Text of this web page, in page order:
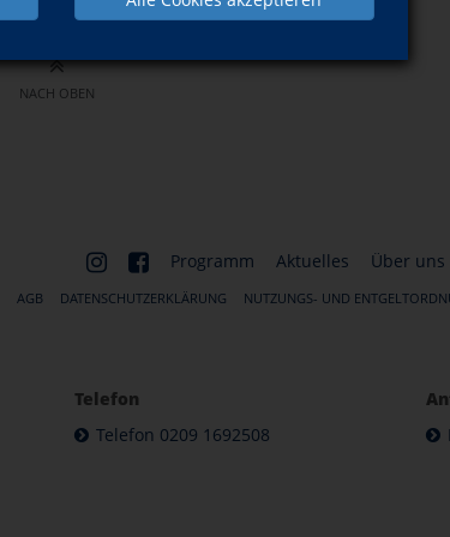
NACH OBEN
Programm Aktuelles Über uns
AGB DATENSCHUTZERKLÄRUNG NUTZUNGS- UND
Telefon
Telefon 0209 1692508